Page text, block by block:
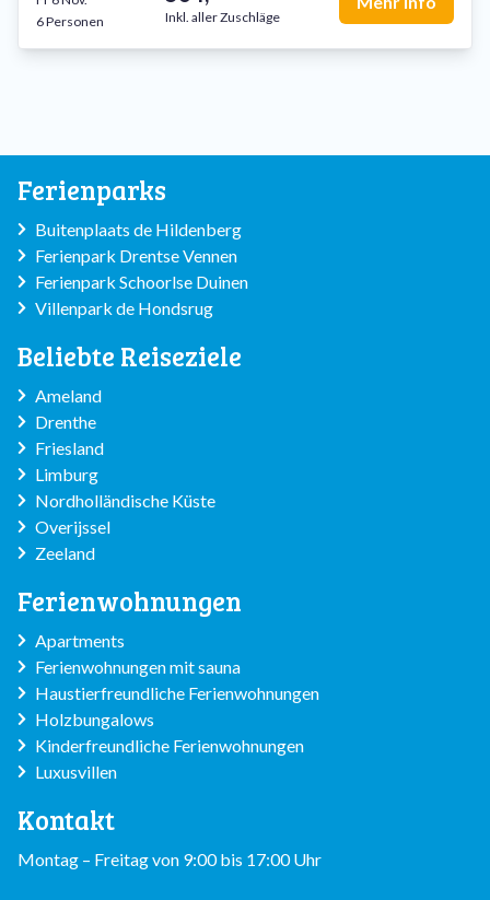
Inkl. aller Zuschläge
6 Personen
Ferienparks
Buitenplaats de Hildenberg
Ferienpark Drentse Vennen
Ferienpark Schoorlse Duinen
Villenpark de Hondsrug
Beliebte Reiseziele
Ameland
Drenthe
Friesland
Limburg
Nordholländische Küste
Overijssel
Zeeland
Ferienwohnungen
Apartments
Ferienwohnungen mit sauna
Haustierfreundliche Ferienwohnungen
Holzbungalows
Kinderfreundliche Ferienwohnungen
Luxusvillen
Kontakt
Montag – Freitag von 9:00 bis 17:00 Uhr